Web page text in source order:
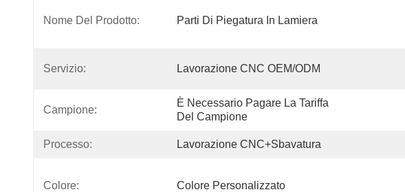
Nome Del Prodotto: Parti Di Piegatura In Lamiera
Servizio: Lavorazione CNC OEM/ODM
Campione:
È Necessario Pagare La Tariffa
Del Campione
Processo: Lavorazione CNC+sbavatura
Colore: Colore Personalizzato